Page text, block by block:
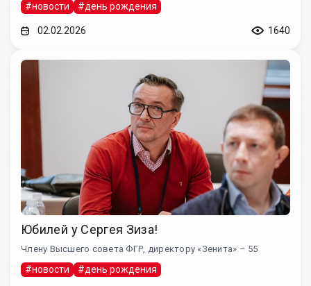
#новости #день рождения
02.02.2026 1640
Юбилей у Сергея Зиза!
Члену Высшего совета ФГР, директору «Зенита» – 55
#новости #день рождения